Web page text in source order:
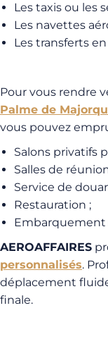
Les taxis ou les
Les navettes
Les transferts
Pour vous rendre
Palme de
vous pouvez
Salons privatifs
Salles de
Service de
Restauration ;
Embarquement
AEROAFFAIRES
personnalisés.
déplacement
finale.